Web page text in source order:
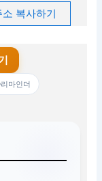
소 복사하기
리마인더